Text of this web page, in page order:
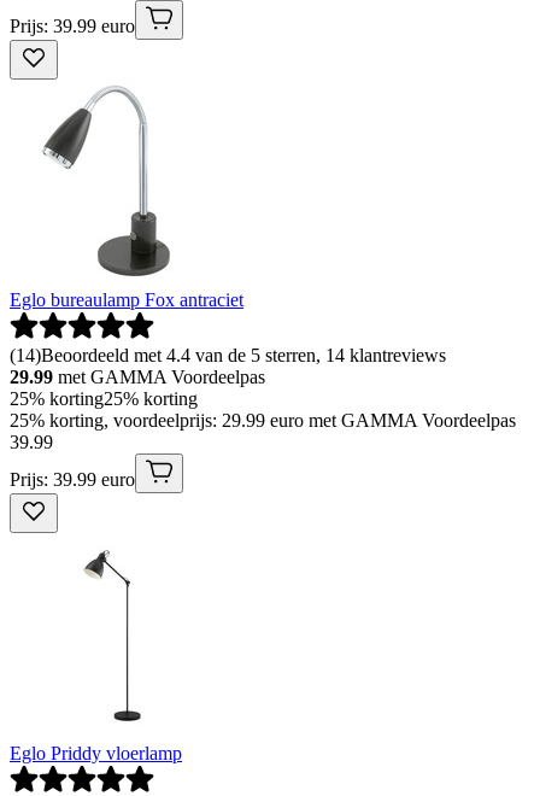
Prijs: 39.99 euro
Eglo bureaulamp Fox antraciet
(14)Beoordeeld met 4.4 van de 5 sterren, 14 klantreviews
29.99 met GAMMA Voordeelpas
25% korting25% korting
25% korting, voordeelprijs: 29.99 euro met GAMMA Voordeelpas
39.99
Prijs: 39.99 euro
Eglo Priddy vloerlamp